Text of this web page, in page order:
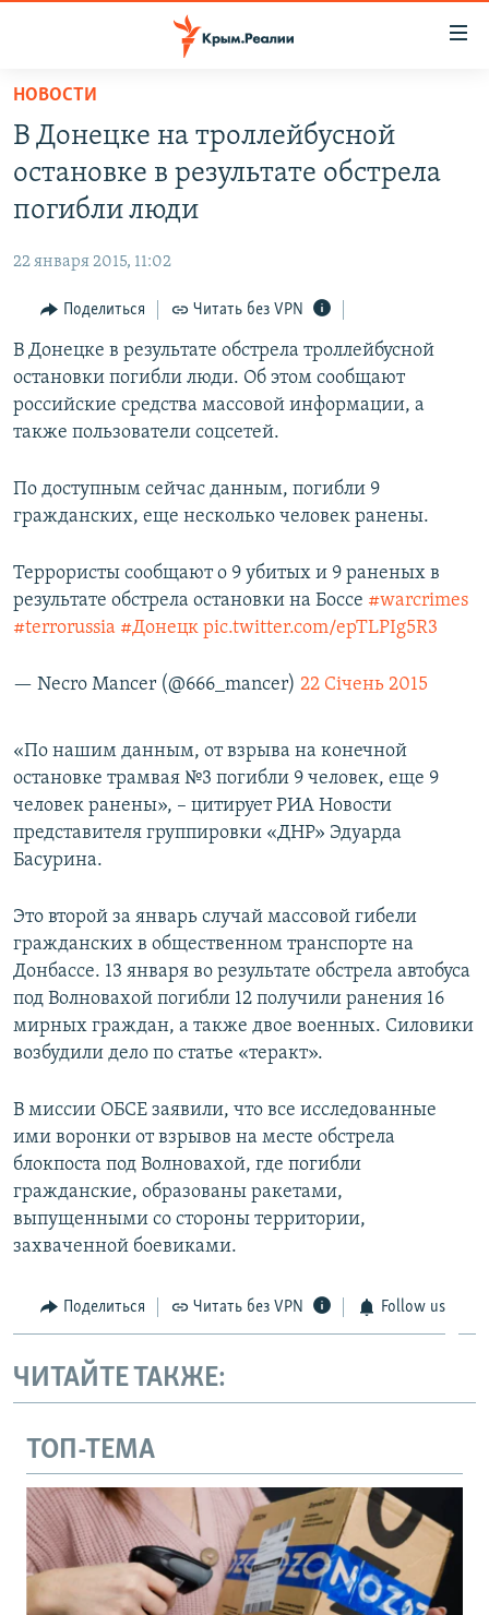
Вернуться
основному
содержанию
Вернутся
главной
навигации
Вернутся
поиску
СПЕЦПРОЕКТЫ
ГРУЗ 200
11 ЛЕТ ОККУПАЦИИ КРЫМА. 11 ИСТОРИЙ СОПРОТИВЛЕНИЯ
ЕЩЕ
ИНТЕРАКТИВ
ИНФОГРАФИКА
ТЕЛЕПРОЕКТ КРЫМ.РЕАЛИИ
СОВЕТЫ ПРАВОЗАЩИТНИКОВ
ПОБЕДИТЕЛЕЙ НЕ СУДЯТ?
ELIFBE
УКРАИНСКАЯ ПРОБЛЕМА КРЫМА
РАДІО СВОБОДА
КАК ОБОЙТИ БЛОКИРОВКУ
Українською
НОВОСТИ
В Донецке на троллейбусной
остановке в результате обстрела
погибли люди
22 января 2015, 11:02
Поделиться Читать без VPN
В Донецке в результате обстрела троллейбусной
остановки погибли люди. Об этом сообщают
российские средства массовой информации, а
также пользователи соцсетей.
По доступным сейчас данным, погибли 9
гражданских, еще несколько человек ранены.
Террористы сообщают о 9 убитых и 9 раненых в
результате обстрела остановки на Боссе #warcrimes
#terrorussia #Донецк pic.twitter.com/epTLPIg5R3
— Necro Mancer (@666_mancer) 22 Січень 2015
«По нашим данным, от взрыва на конечной
остановке трамвая №3 погибли 9 человек, еще 9
человек ранены», – цитирует РИА Новости
представителя группировки «ДНР» Эдуарда
Басурина.
Это второй за январь случай массовой гибели
гражданских в общественном транспорте на
Донбассе. 13 января во результате обстрела автобуса
под Волновахой погибли 12 получили ранения 16
мирных граждан, а также двое военных. Силовики
возбудили дело по статье «теракт».
В миссии ОБСЕ заявили, что все исследованные
ими воронки от взрывов на месте обстрела
блокпоста под Волновахой, где погибли
гражданские, образованы ракетами,
выпущенными со стороны территории,
захваченной боевиками.
Поделиться Читать без VPN Follow us
ЧИТАЙТЕ ТАКЖЕ:
ТОП-ТЕМА